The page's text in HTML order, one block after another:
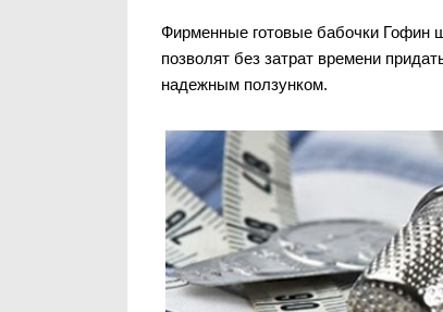
Фирменные готовые бабочки Гофин
позволят без затрат времени
надежным ползунком.